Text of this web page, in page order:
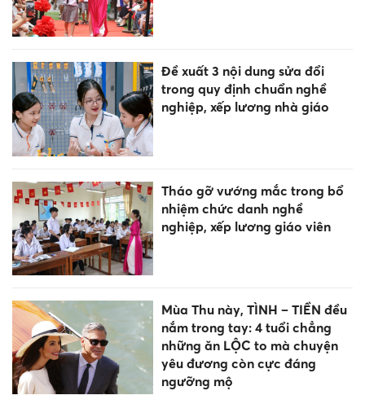
Đề xuất 3 nội dung sửa đổi
trong quy định chuẩn nghề
nghiệp, xếp lương nhà giáo
Tháo gỡ vướng mắc trong bổ
nhiệm chức danh nghề
nghiệp, xếp lương giáo viên
Mùa Thu này, TÌNH – TIỀN đều
nắm trong tay: 4 tuổi chẳng
những ăn LỘC to mà chuyện
yêu đương còn cực đáng
ngưỡng mộ